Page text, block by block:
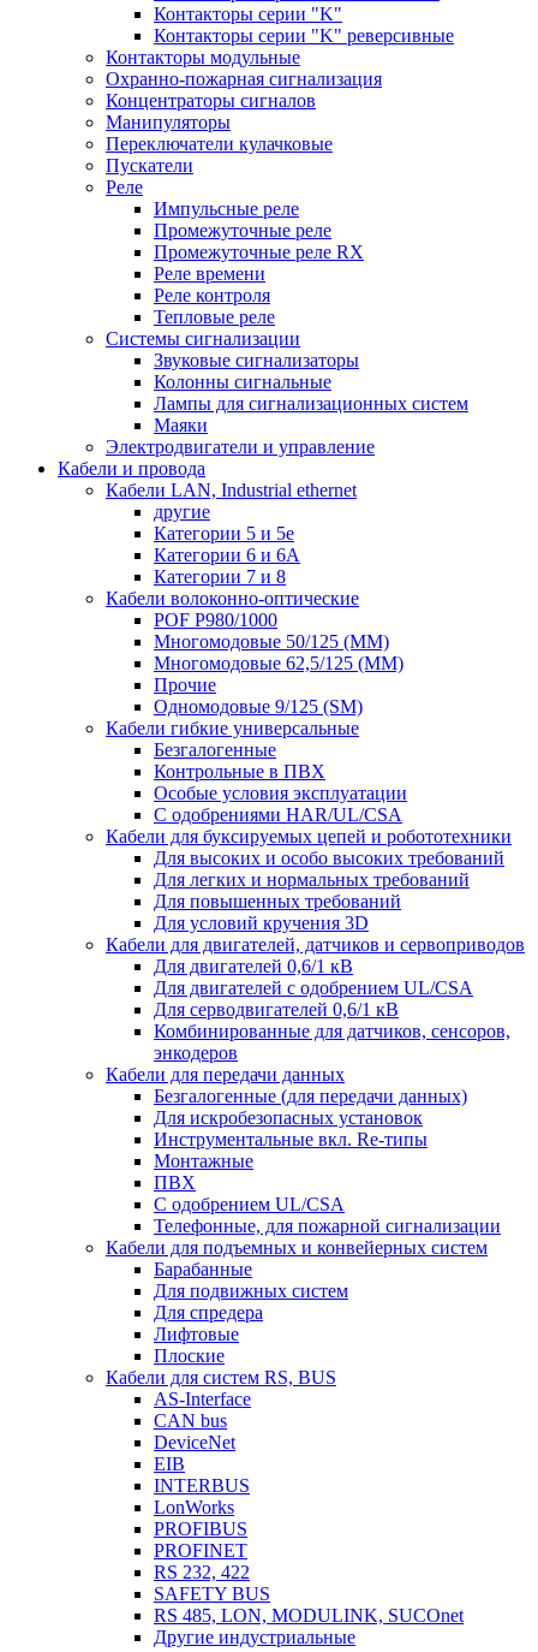
Контакторы серии "K"
Контакторы серии "K" реверсивные
Контакторы модульные
Охранно-пожарная сигнализация
Концентраторы сигналов
Манипуляторы
Переключатели кулачковые
Пускатели
Реле
Импульсные реле
Промежуточные реле
Промежуточные реле RX
Реле времени
Реле контроля
Тепловые реле
Системы сигнализации
Звуковые сигнализаторы
Колонны сигнальные
Лампы для сигнализационных систем
Маяки
Электродвигатели и управление
Кабели и провода
Кабели LAN, Industrial ethernet
другие
Категории 5 и 5е
Категории 6 и 6A
Категории 7 и 8
Кабели волоконно-оптические
POF P980/1000
Многомодовые 50/125 (ММ)
Многомодовые 62,5/125 (ММ)
Прочие
Одномодовые 9/125 (SM)
Кабели гибкие универсальные
Безгалогенные
Контрольные в ПВХ
Особые условия эксплуатации
С одобрениями HAR/UL/CSA
Кабели для буксируемых цепей и робототехники
Для высоких и особо высоких требований
Для легких и нормальных требований
Для повышенных требований
Для условий кручения 3D
Кабели для двигателей, датчиков и сервоприводов
Для двигателей 0,6/1 кВ
Для двигателей с одобрением UL/CSA
Для серводвигателей 0,6/1 кВ
Комбинированные для датчиков, cенсоров,
энкодеров
Кабели для передачи данных
Безгалогенные (для передачи данных)
Для искробезопасных установок
Инструментальные вкл. Re-типы
Монтажные
ПВХ
С одобрением UL/CSA
Телефонные, для пожарной сигнализации
Кабели для подъемных и конвейерных систем
Барабанные
Для подвижных систем
Для спредера
Лифтовые
Плоские
Кабели для систем RS, BUS
AS-Interface
CAN bus
DeviceNet
EIB
INTERBUS
LonWorks
PROFIBUS
PROFINET
RS 232, 422
SAFETY BUS
RS 485, LON, MODULINK, SUCOnet
Другие индустриальные